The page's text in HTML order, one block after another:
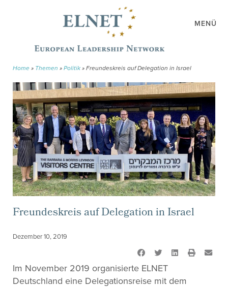
MENÜ
Home » Themen » Politik» Freundeskreis auf Delegation in Israel
Freundeskreis auf Delegation in Israel
Dezember 10, 2019
Im November 2019 organisierte ELNET
Deutschland eine Delegationsreise mit dem